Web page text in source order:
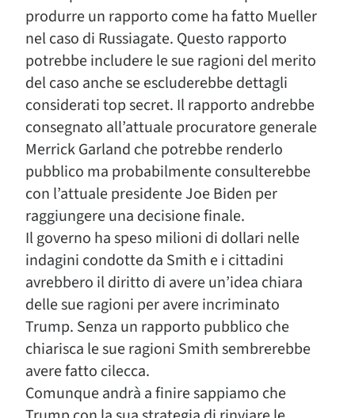
produrre un rapporto come ha fatto Mueller
nel caso di Russiagate. Questo rapporto
potrebbe includere le sue ragioni del merito
del caso anche se escluderebbe dettagli
considerati top secret. Il rapporto andrebbe
consegnato all’attuale procuratore generale
Merrick Garland che potrebbe renderlo
pubblico ma probabilmente consulterebbe
con l’attuale presidente Joe Biden per
raggiungere una decisione finale.
Il governo ha speso milioni di dollari nelle
indagini condotte da Smith e i cittadini
avrebbero il diritto di avere un’idea chiara
delle sue ragioni per avere incriminato
Trump. Senza un rapporto pubblico che
chiarisca le sue ragioni Smith sembrerebbe
avere fatto cilecca.
Comunque andrà a finire sappiamo che